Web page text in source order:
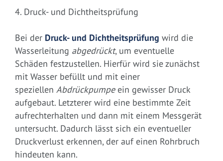
4. Druck- und Dichtheitsprüfung
Bei der Druck- und Dichtheitsprüfung wird die
Wasserleitung abgedrückt, um eventuelle
Schäden festzustellen. Hierfür wird sie zunächst
mit Wasser befüllt und mit einer
speziellen Abdrückpumpeein gewisser Druck
aufgebaut. Letzterer wird eine bestimmte Zeit
aufrechterhalten und dann mit einem Messgerät
untersucht. Dadurch lässt sich ein eventueller
Druckverlust erkennen, der auf einen Rohrbruch
hindeuten kann.